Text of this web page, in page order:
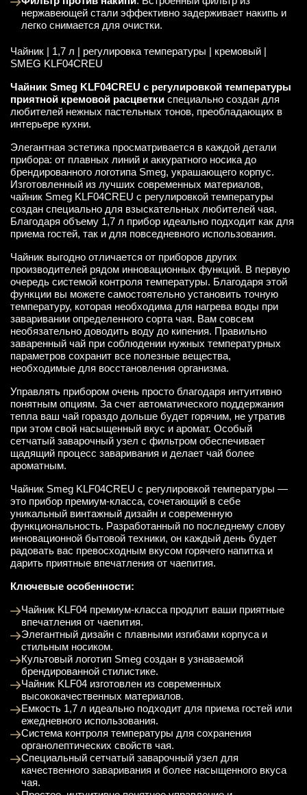
нержавеющей стали эффективно задерживает накипь и
легко снимается для очистки.
Чайник | 1,7 л | регулировка температуры | кремовый |
SMEG KLF04CREU
Чайник Smeg KLF04CREU с регулировкой температуры
приятной кремовой расцветки специально создан для
любителей нежных пастельных тонов, преобладающих в
интерьере кухни.
Элегантная эстетика просматривается в каждой детали
прибора: от плавных линий и аккуратного носика до
брендированного логотипа Smeg, украшающего корпус.
Изготовленный из лучших современных материалов,
чайник Smeg KLF04CREU с регулировкой температуры
создан специально для взыскательных любителей чая.
Благодаря объему 1,7 л прибор идеально подходит как для
приема гостей, так и для повседневного использования.
Чайник выгодно отличается от приборов других
производителей рядом инновационных функций. В первую
очередь системой контроля температуры. Благодаря этой
функции вы можете самостоятельно установить точную
температуру, которая необходима для нагрева воды при
заваривании определенного сорта чая. Вам совсем
необязательно доводить воду до кипения. Правильно
заваренный чай при соблюдении нужных температурных
параметров сохранит все полезные вещества,
необходимые для восстановления организма.
Управлять прибором очень просто благодаря интуитивно
понятным опциям. За счет автоматического поддержания
тепла ваш чай гораздо дольше будет горячим, не утратив
при этом свой насыщенный вкус и аромат. Особый
сетчатый заварочный узел с фильтром обеспечивает
щадящий процесс заваривания и делает чай более
ароматным.
Чайник Smeg KLF04CREU с регулировкой температуры —
это прибор премиум-класса, сочетающий в себе
уникальный винтажный дизайн и современную
функциональность. Разработанный по последнему слову
инновационной бытовой техники, он каждый день будет
радовать вас превосходным вкусом горячего напитка и
дарить приятные впечатления от чаепития.
Ключевые особенности:
Чайник KLF04 премиум-класса продлит ваши приятные
впечатления от чаепития.
Элегантный дизайн с плавными изгибами корпуса и
стильным носиком.
Культовый логотип Smeg создан в узнаваемой
брендированной стилистике.
Чайник KLF04 изготовлен из современных
высококачественных материалов.
Емкость 1,7 л идеально подходит для приема гостей или
ежедневного использования.
Система контроля температуры для сохранения
органолептических свойств чая.
Специальный сетчатый заварочный узел для
качественного заваривания и более насыщенного вкуса
чая.